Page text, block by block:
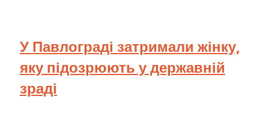
У Павлограді затримали жінку,
яку підозрюють у державній
зраді